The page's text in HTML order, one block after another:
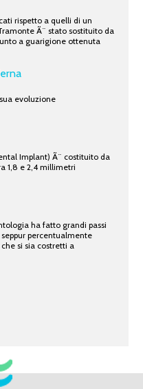
rispetto a quelli di un
Ã¨ stato sostituito da
a guarigione ottenuta
evoluzione
Implant) Ã¨ costituito da
1,8 e 2,4 millimetri
ha fatto grandi passi
percentualmente
si sia costretti a